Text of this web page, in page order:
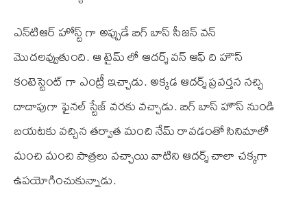
ఎన్‌టి‌ఆర్ హోస్ట్ గా అప్పుడే బిగ్ బాస్ సీజన్ వన్
మొదలవ్వుతుంది. ఆ టైమ్ లో ఆదర్శ్ వన్ ఆఫ్ ది హౌస్
కంటెస్టెంట్ గా ఎంట్రీ ఇచ్చాడు. అక్కడ ఆదర్శ్ ప్రవర్తన నచ్చి
దాదాపుగా ఫైనల్ స్టేజ్ వరకు వచ్చాడు. బిగ్ బాస్ హౌస్ నుండి
బయటకు వచ్చిన తర్వాత మంచి నేమ్ రావడంతో సినిమాలో
మంచి మంచి పాత్రలు వచ్చాయి వాటిని ఆదర్శ్ చాలా చక్కగా
ఉపయోగించుకున్నాడు.